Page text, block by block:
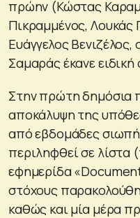
πρώην (Κώστας
Πικραμμένος,
Ευάγγελος
Σαμαράς έκανε
Στην πρώτη δημόσια
αποκάλυψη της
από εβδομάδες
περιληφθεί σε λίστα
εφημερίδα
στόχους
καθώς και μία μέρα